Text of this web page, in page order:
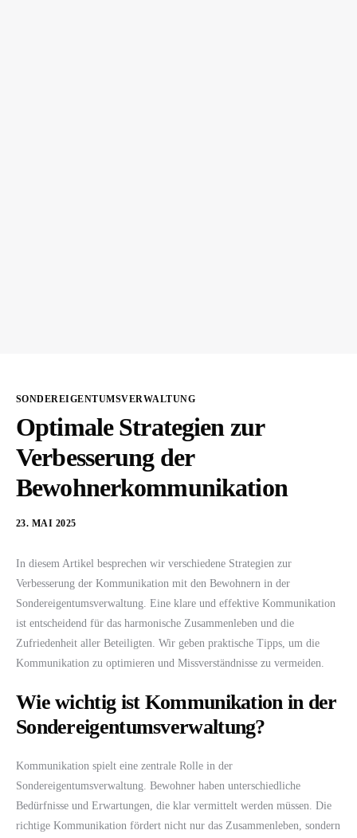
SONDEREIGENTUMSVERWALTUNG
Optimale Strategien zur
Verbesserung der
Bewohnerkommunikation
23. MAI 2025
In diesem Artikel besprechen wir verschiedene Strategien zur
Verbesserung der Kommunikation mit den Bewohnern in der
Sondereigentumsverwaltung. Eine klare und effektive Kommunikation
ist entscheidend für das harmonische Zusammenleben und die
Zufriedenheit aller Beteiligten. Wir geben praktische Tipps, um die
Kommunikation zu optimieren und Missverständnisse zu vermeiden.
Wie wichtig ist Kommunikation in der
Sondereigentumsverwaltung?
Kommunikation spielt eine zentrale Rolle in der
Sondereigentumsverwaltung. Bewohner haben unterschiedliche
Bedürfnisse und Erwartungen, die klar vermittelt werden müssen. Die
richtige Kommunikation fördert nicht nur das Zusammenleben, sondern